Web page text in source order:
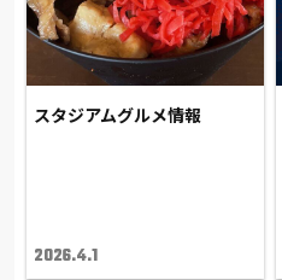
スタジアムグルメ情報
2026.4.1